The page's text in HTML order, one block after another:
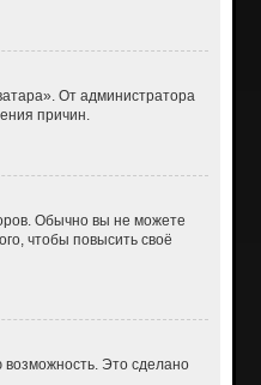
От администратора
причин.
Обычно вы не можете
чтобы повысить своё
возможность. Это сделано